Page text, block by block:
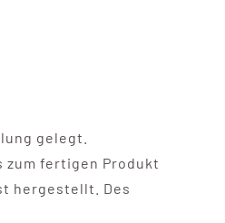
gelegt.
zum fertigen Produkt
hergestellt. Des